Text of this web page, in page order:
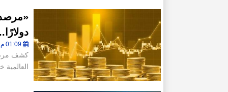
01:09 م - الأربعاء 5 أغسطس 2026
كشف
العالمية